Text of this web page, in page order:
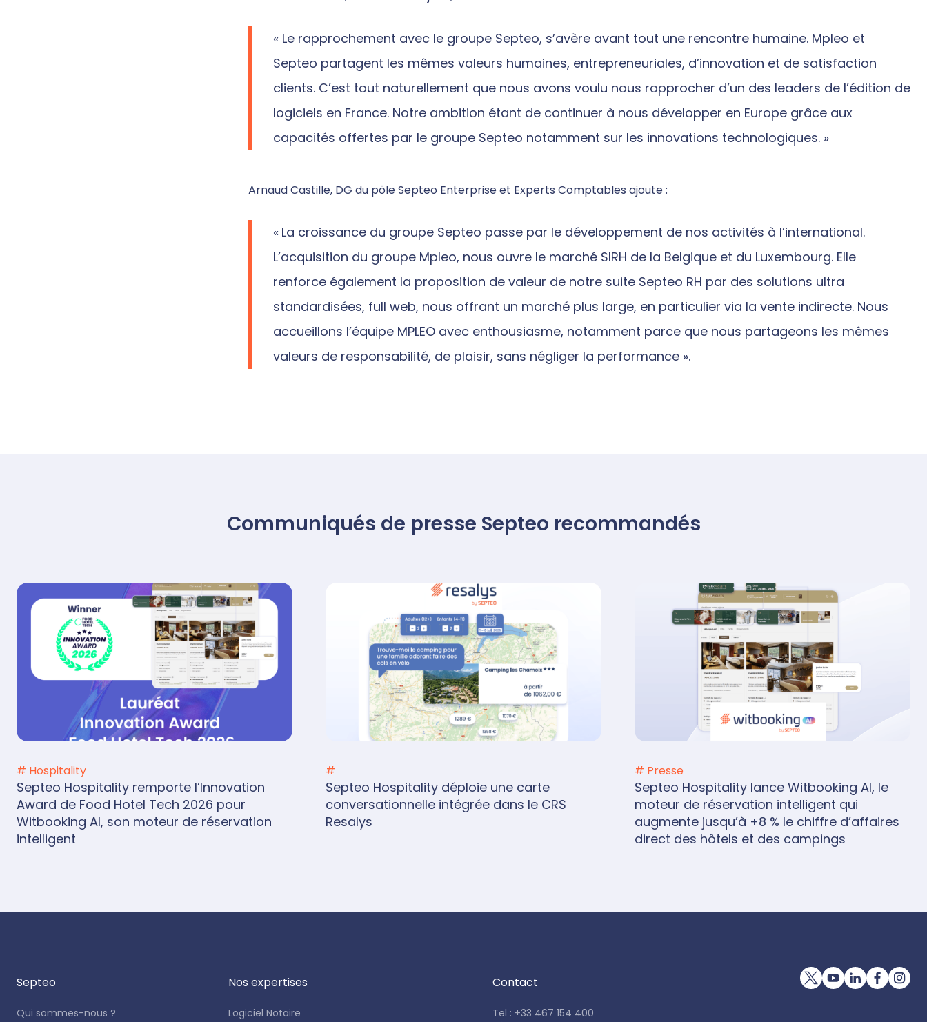
« Le rapprochement avec le groupe Septeo, s’avère avant tout une rencontre humaine. Mpleo et
Septeo partagent les mêmes valeurs humaines, entrepreneuriales, d’innovation et de satisfaction
clients. C’est tout naturellement que nous avons voulu nous rapprocher d’un des leaders de l’édition de
logiciels en France. Notre ambition étant de continuer à nous développer en Europe grâce aux
capacités offertes par le groupe Septeo notamment sur les innovations technologiques. »
Arnaud Castille, DG du pôle Septeo Enterprise et Experts Comptables ajoute :
« La croissance du groupe Septeo passe par le développement de nos activités à l’international.
L’acquisition du groupe Mpleo, nous ouvre le marché SIRH de la Belgique et du Luxembourg. Elle
renforce également la proposition de valeur de notre suite Septeo RH par des solutions ultra
standardisées, full web, nous offrant un marché plus large, en particulier via la vente indirecte. Nous
accueillons l’équipe MPLEO avec enthousiasme, notamment parce que nous partageons les mêmes
valeurs de responsabilité, de plaisir, sans négliger la performance ».
Communiqués de presse Septeo recommandés
# Hospitality
Septeo Hospitality remporte l’Innovation
Award de Food Hotel Tech 2026 pour
Witbooking AI, son moteur de réservation
intelligent
#
Septeo Hospitality déploie une carte
conversationnelle intégrée dans le CRS
Resalys
# Presse
Septeo Hospitality lance Witbooking AI, le
moteur de réservation intelligent qui
augmente jusqu’à +8 % le chiffre d’affaires
direct des hôtels et des campings
Septeo
Qui sommes-nous ?
Nos expertises
Logiciel Notaire
Contact
Tel : +33 467 154 400